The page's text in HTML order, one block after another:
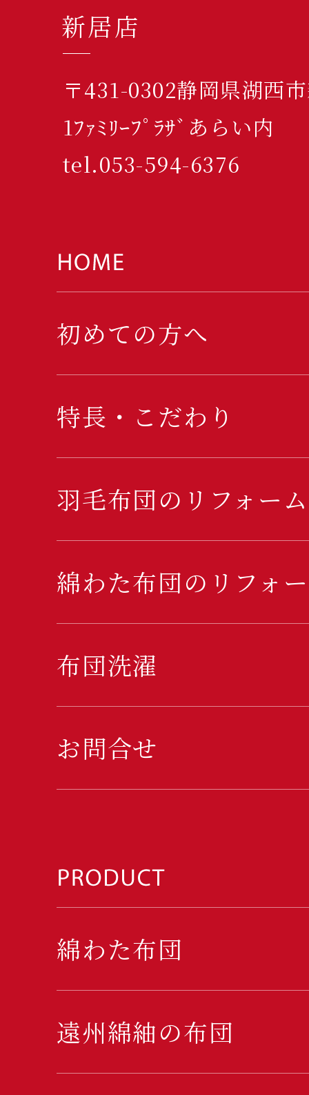
新居店
〒431-0302静岡県湖西
1ﾌｧﾐﾘｰﾌﾟﾗｻﾞあらい内
tel.053-594-6376
初めての方へ
特長・こだわり
羽毛布団のリフォーム
綿わた布団のリフォ
布団洗濯
お問合せ
綿わた布団
遠州綿紬の布団